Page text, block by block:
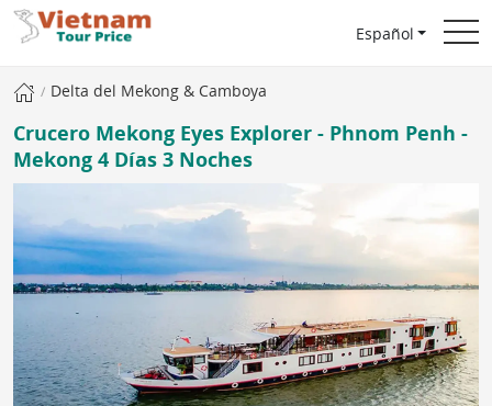
Español
Delta del Mekong & Camboya
Crucero Mekong Eyes Explorer - Phnom Penh -
Mekong 4 Días 3 Noches